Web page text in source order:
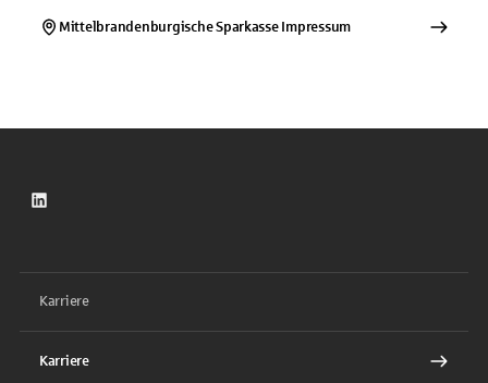
Mittelbrandenburgische SparkasseImpressum
LinkedIn
Karriere
Karriere